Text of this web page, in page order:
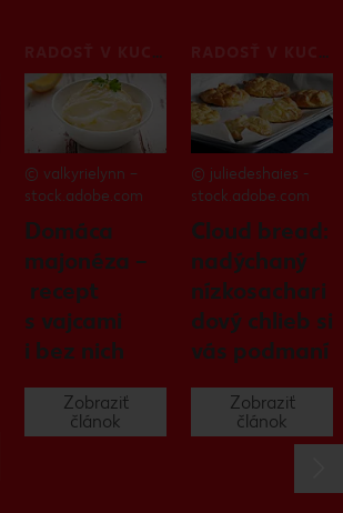
RADOSŤ V KUCHYNI
© valkyrielynn –
stock.adobe.com
Domáca
majonéza –
recept
s vajcami
i bez nich
Zobraziť
článok
RADOSŤ V KUCHYNI
© juliedeshaies -
stock.adobe.com
Cloud bread:
nadýchaný
nízkosachari
dový chlieb si
vás podmaní
Zobraziť
článok